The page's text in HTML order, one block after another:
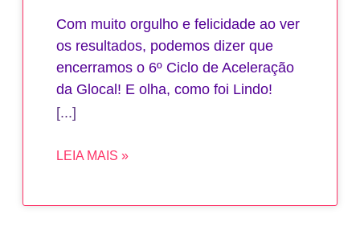
Com muito orgulho e felicidade ao ver
os resultados, podemos dizer que
encerramos o 6º Ciclo de Aceleração
da Glocal! E olha, como foi Lindo!
LEIA MAIS »